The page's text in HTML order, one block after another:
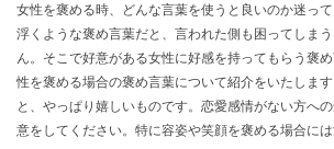
女性を褒める時、どんな言葉を使うと良いのか迷っ
浮くような褒め言葉だと、言われた側も困ってしま
ん。そこで好意がある女性に好感を持ってもらう褒
性を褒める場合の褒め言葉について紹介をいたしま
と、やっぱり嬉しいものです。恋愛感情がない方へ
意をしてください。特に容姿や笑顔を褒める場合には